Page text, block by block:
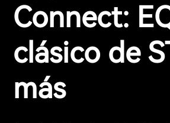
Connect:
clásico de
más